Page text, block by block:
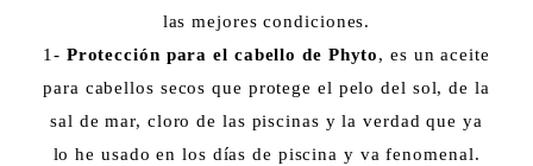
las mejores condiciones.
1- Protección para el cabello de Phyto, es un aceite
para cabellos secos que protege el pelo del sol, de la
sal de mar, cloro de las piscinas y la verdad que ya
lo he usado en los días de piscina y va fenomenal.